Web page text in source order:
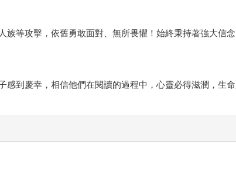
等攻擊，依舊勇敢面對、無所畏懼！始終秉持著強大信
到慶幸，相信他們在閱讀的過程中，心靈必得滋潤，生